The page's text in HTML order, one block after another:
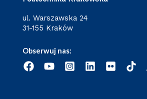
ul. Warszawska 24
31-155 Kraków
Obserwuj nas: